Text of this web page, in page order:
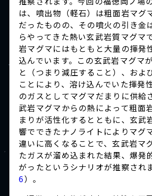
は、噴出物（軽石）は粗面岩マグ
だったものの、その噴火の引き金
らやってきた熱い玄武岩質マグマ
岩マグマにはもともと大量の揮発
込んでいます。この玄武岩マグマ
と（つまり減圧すること）、およ
ことにより、溶け込んでいた揮発
のガスとしてマグマだまりに供給
武岩マグマからの熱によって粗面
まりが活性化するとともに、玄武
響でできたナノライトによりマグ
違いに高くなることで、玄武岩マ
たガスが溜め込まれた結果、爆発
がったというシナリオが推察され
6）。